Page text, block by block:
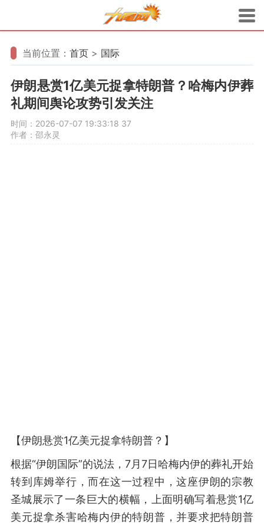
当前位置： 首页 > 国际
伊朗悬赏1亿美元捉拿特朗普？哈梅内伊葬
礼期间舆论攻势引发关注
时间：2026-07-07 19:33:18 37
作者：邵永灵
【伊朗悬赏1亿美元捉拿特朗普？】
根据“伊朗国际”的说法，7月7日哈梅内伊的葬礼开始
转到库姆举行，而在这一过程中，这座伊朗的宗教
圣城展示了一条巨大的横幅，上面明确写着悬赏1亿
美元捉拿杀害哈梅内伊的特朗普，并要求把特朗普